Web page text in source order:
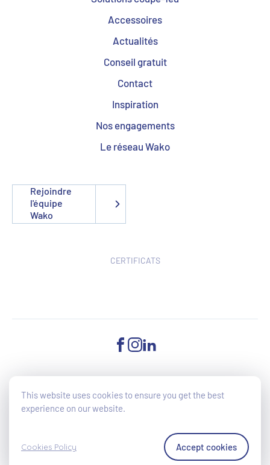
Accessoires
Actualités
Conseil gratuit
Contact
Inspiration
Nos engagements
Le réseau Wako
Rejoindre
l'équipe
Wako
CERTIFICATS
FACEBOOK
INSTAGRAM
LINKEDIN
©2025 Wako - All Rights reserved - Accessibilité du site en cours
d'amélioration (directive UE 2019/882)
Politique de confidentialité
Conditions générales de vente
This website uses cookies to ensure you get the best
experience on our website.
Cookies Policy Accept cookies